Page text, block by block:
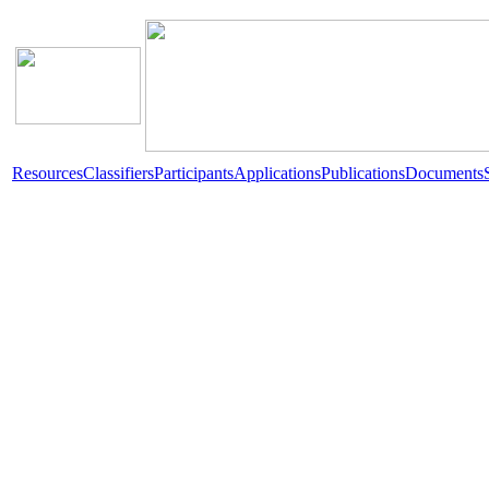
ResourcesClassifiersParticipantsApplicationsPublicationsDocuments